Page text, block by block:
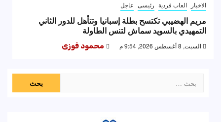
الاخبار العاب فردية رئيسى عاجل
مريم الهضيبي تكتسح بطلة إسبانيا وتتأهل للدور الثاني
التمهيدي بالسويد سماش لتنس الطاولة
السبت, 8 أغسطس 2026, 9:54 م محمود فوزى
عن: